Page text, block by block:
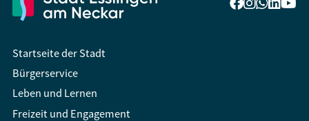
Startseite der Stadt
Bürgerservice
Leben und Lernen
Freizeit und Engagement